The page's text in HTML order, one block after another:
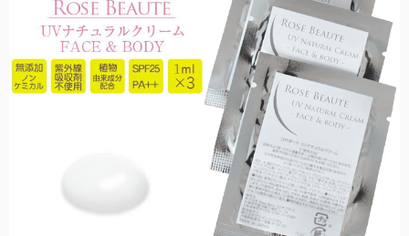
2段折りミドル
ロクロの上げ下げだけで楽に開閉できる大きめタイプ。
ラージサイズ
女性の一般的な雨傘のサイズに近く、広い範囲で雨や日光をブロック
麦わら帽子
通気性に優れ、涼しげで夏らしいデザインの遮光帽子。
ロング（Lサイズ）
袖口と腕回りにゆとりを持たせ、腕回りにはゴムを使用。
PC用グラス
オフィスでも自然にかけれる、透明度の高いクリアレンズ。
テラビューティー
テラヘルツ鉱石を配合したヘルスサポートシリーズ。